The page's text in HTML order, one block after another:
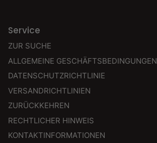
Service
ZUR SUCHE
ALLGEMEINE GESCHÄFTSBEDINGUNGEN
DATENSCHUTZRICHTLINIE
VERSANDRICHTLINIEN
ZURÜCKKEHREN
RECHTLICHER HINWEIS
KONTAKTINFORMATIONEN